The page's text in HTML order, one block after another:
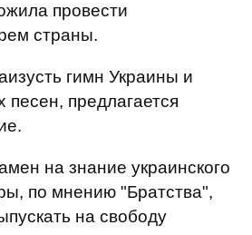
провести
страны.
гимн Украины и
песен, предлагается
на знание украинского
по мнению "Братства",
на свободу